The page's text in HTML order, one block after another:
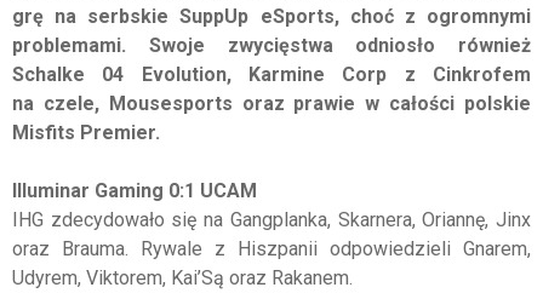
grę na serbskie SuppUp eSports, choć z ogromnymi
problemami. Swoje zwycięstwa odniosło również
Schalke 04 Evolution, Karmine Corp z Cinkrofem
na czele, Mousesports oraz prawie w całości polskie
Misfits Premier.
Illuminar Gaming 0:1 UCAM
IHG zdecydowało się na Gangplanka, Skarnera, Oriannę, Jinx
oraz Brauma. Rywale z Hiszpanii odpowiedzieli Gnarem,
Udyrem, Viktorem, Kai’Są oraz Rakanem.